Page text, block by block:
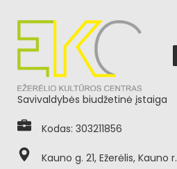
Savivaldybės biudžetinė įstaiga
Kodas: 303211856
Kauno g. 21, Ežerėlis, Kauno r.